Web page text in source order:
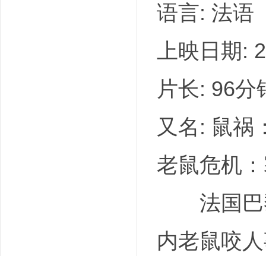
语言: 法语
上映日期:
片长: 96分
又名: 鼠祸
老鼠危机：
法国巴
内老鼠咬